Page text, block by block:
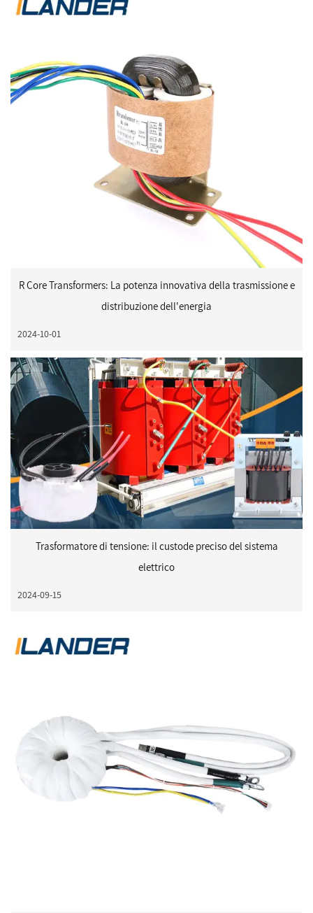
R Core Transformers: La potenza innovativa della trasmissione e
distribuzione dell'energia
2024-10-01
Trasformatore di tensione: il custode preciso del sistema
elettrico
2024-09-15